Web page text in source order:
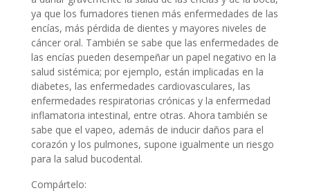
ya que los fumadores tienen más enfermedades de las
encías, más pérdida de dientes y mayores niveles de
cáncer oral. También se sabe que las enfermedades de
las encías pueden desempeñar un papel negativo en la
salud sistémica; por ejemplo, están implicadas en la
diabetes, las enfermedades cardiovasculares, las
enfermedades respiratorias crónicas y la enfermedad
inflamatoria intestinal, entre otras. Ahora también se
sabe que el vapeo, además de inducir daños para el
corazón y los pulmones, supone igualmente un riesgo
para la salud bucodental.
Compártelo: